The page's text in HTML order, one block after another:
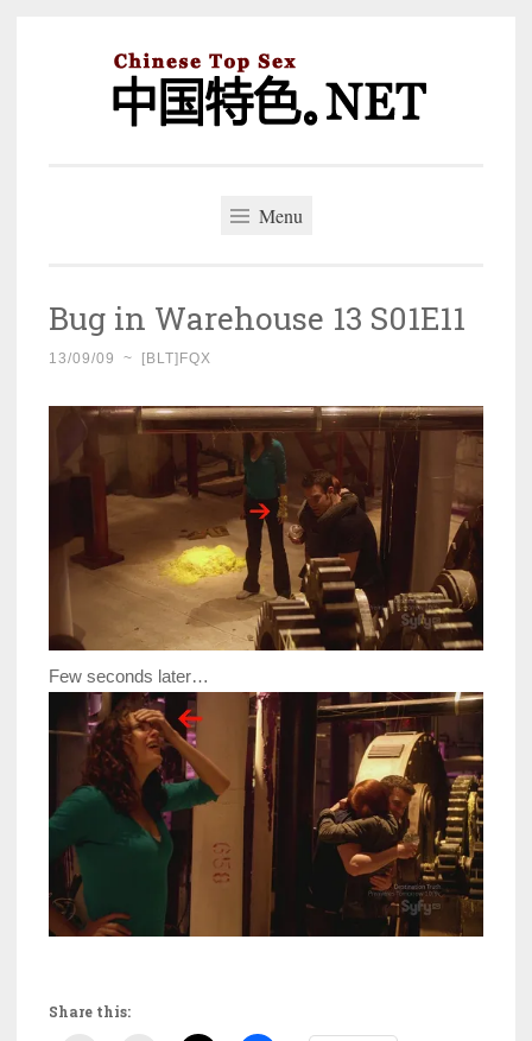
Menu
Bug in Warehouse 13 S01E11
13/09/09 ~ [BLT]FQX
Few seconds later…
Share this: